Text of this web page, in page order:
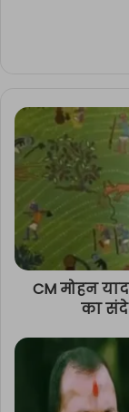
CM मोहन
का